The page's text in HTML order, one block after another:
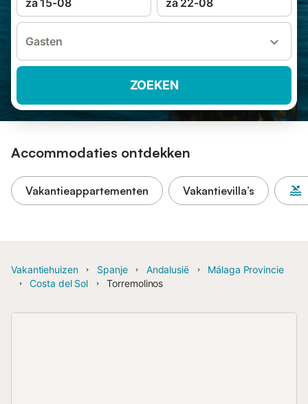
za 15-08 za 22-08
Gasten
ZOEKEN
Accommodaties ontdekken
Vakantieappartementen Vakantievilla’s
Vakantiehuizen Spanje Andalusië
Málaga Provincie
Costa del Sol
Torremolinos